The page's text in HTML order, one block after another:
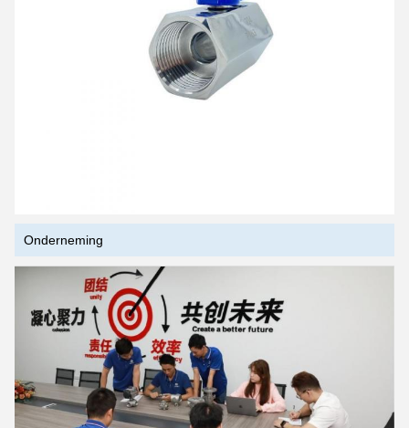
Onderneming